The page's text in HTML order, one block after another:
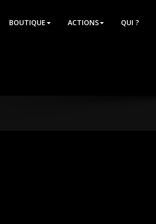
BOUTIQUE ACTIONS QUI ?